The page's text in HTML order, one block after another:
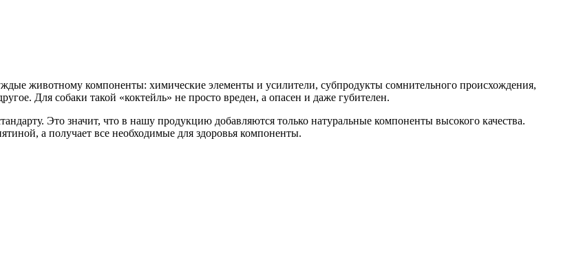
животному компоненты: химические элементы и усилители, субпродукты сомнительного происхождения,
Для собаки такой «коктейль» не просто вреден, а опасен и даже губителен.
Это значит, что в нашу продукцию добавляются только натуральные компоненты высокого качества.
а получает все необходимые для здоровья компоненты.